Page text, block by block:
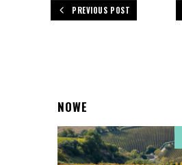
PREVIOUS POST
NOWE